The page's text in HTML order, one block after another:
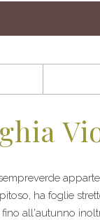
ha foglie
fino all'autunno